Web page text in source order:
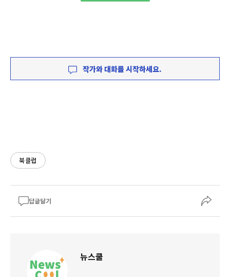
작가와 대화를 시작하세요.
북클럽
답글달기
뉴스쿨